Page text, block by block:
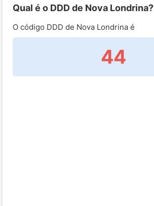
Qual é o DDD de Nova Londrina?
O código DDD de Nova Londrina é
44